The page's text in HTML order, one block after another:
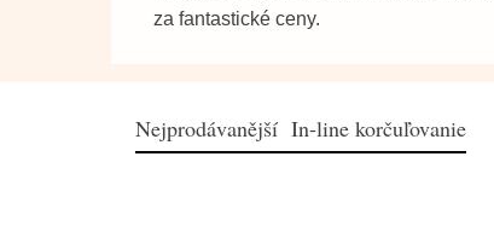
za fantastické ceny.
Nejprodávanější In-line korčuľovanie